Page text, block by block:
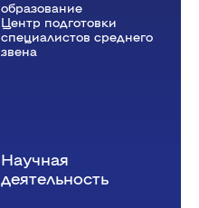
образование
Центр подготовки
специалистов среднего
звена
Научная
деятельность